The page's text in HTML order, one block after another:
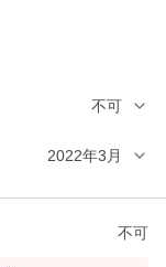
不可
2022年3月
不可